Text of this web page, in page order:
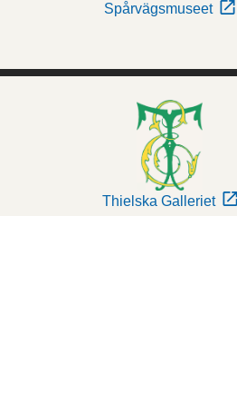
Spårvägsmuseet
Thielska Galleriet